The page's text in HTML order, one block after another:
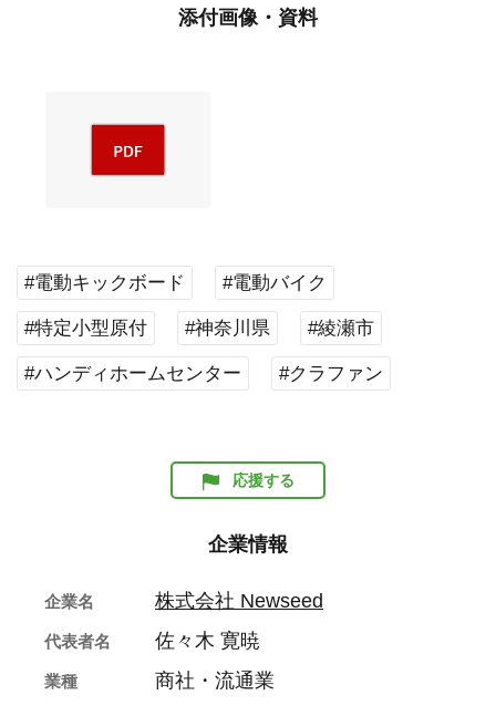
添付画像・資料
#電動キックボード #電動バイク
#特定小型原付 #神奈川県 #綾瀬市
#ハンディホームセンター #クラファン
応援する
企業情報
企業名 株式会社 Newseed
代表者名 佐々木 寛暁
業種 商社・流通業